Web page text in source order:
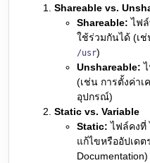
Shareable vs.
Shareable: ไฟล์
ใช้ร่วมกันได้ (เ
/usr)
Unshareable:
(เช่น การตั้งค่าเ
อุปกรณ์)
Static vs. Variable
Static: ไฟล์คงที่
แก้ไขหรืออัปเด
Documentation)